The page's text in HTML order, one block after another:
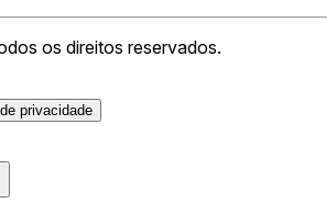
os direitos reservados.
privacidade